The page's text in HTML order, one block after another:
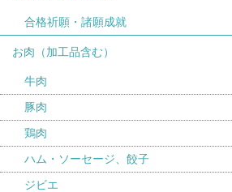
合格祈願・諸願成就
お肉（加工品含む）
牛肉
豚肉
鶏肉
ハム・ソーセージ、餃子
ジビエ